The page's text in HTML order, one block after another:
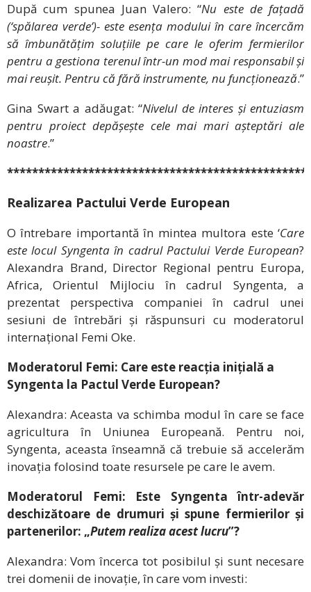
După cum spunea Juan Valero: “Nu este de fațadă
(‘spălarea verde’)- este esența modului în care încercăm
să îmbunătățim soluțiile pe care le oferim fermierilor
pentru a gestiona terenul într-un mod mai responsabil și
mai reușit. Pentru că fără instrumente, nu funcționează.”
Gina Swart a adăugat: “Nivelul de interes și entuziasm
pentru proiect depășește cele mai mari așteptări ale
noastre.”
Realizarea Pactului Verde European
O întrebare importantă în mintea multora este ‘Care
este locul Syngenta în cadrul Pactului Verde European?
Alexandra Brand, Director Regional pentru Europa,
Africa, Orientul Mijlociu în cadrul Syngenta, a
prezentat perspectiva companiei în cadrul unei
sesiuni de întrebări și răspunsuri cu moderatorul
internațional Femi Oke.
Moderatorul Femi: Care este reacția inițială a
Syngenta la Pactul Verde European?
Alexandra: Aceasta va schimba modul în care se face
agricultura în Uniunea Europeană. Pentru noi,
Syngenta, aceasta înseamnă că trebuie să accelerăm
inovația folosind toate resursele pe care le avem.
Moderatorul Femi: Este Syngenta într-adevăr
deschizătoare de drumuri și spune fermierilor și
partenerilor: „Putem realiza acest lucru”?
Alexandra: Vom încerca tot posibilul și sunt necesare
trei domenii de inovație, în care vom investi: